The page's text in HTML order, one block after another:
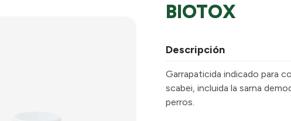
BIOTOX
Descripción
Garrapaticida indicado para
scabei, incluida la sarna
perros.